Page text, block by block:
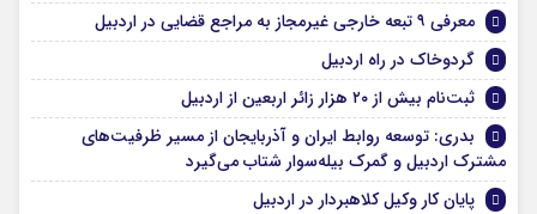
معرفی ۹ تبعه خارجی غیرمجاز به مراجع قضایی در اردبیل
گردوخاک در راه اردبیل
ثبت‌نام بیش از ۲۰ هزار زائر اربعین از اردبیل
بدری: توسعه روابط ایران و آذربایجان از مسیر ظرفیت‌های
مشترک اردبیل و گمرک بیله‌سوار شتاب می‌گیرد
پایان کار وکیل کلاهبردار در اردبیل